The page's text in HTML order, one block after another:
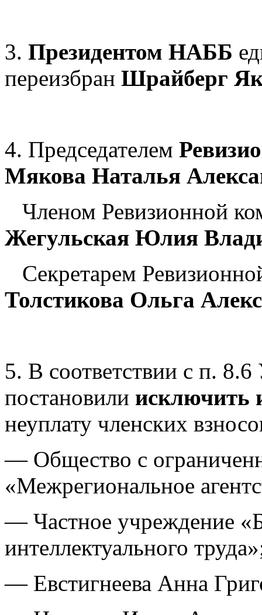
3. Президентом НАББ
переизбран Шрайберг
4. Председателем
Мякова Наталья
Членом Ревизионной
Жегульская Юлия
Секретарем
Толстикова Ольга
5. В соответствии с п.
постановили исключить
неуплату членских
— Общество с
«Межрегиональное
— Частное учреждение
интеллектуального
— Евстигнеева Анна